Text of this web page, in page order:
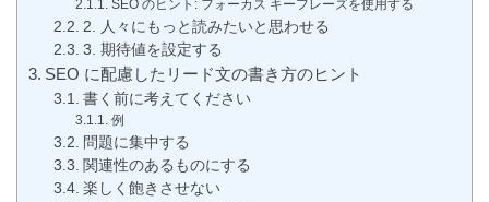
SEO のヒント: フォーカス キーフレーズを使用する
2. 人々にもっと読みたいと思わせる
3. 期待値を設定する
SEO に配慮したリード文の書き方のヒント
書く前に考えてください
例
問題に集中する
関連性のあるものにする
楽しく飽きさせない